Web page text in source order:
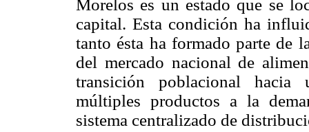
Morelos es un estado que se
capital. Esta condición ha
tanto ésta ha formado parte de
del mercado nacional de
transición poblacional hacia
múltiples productos a la
sistema centralizado de